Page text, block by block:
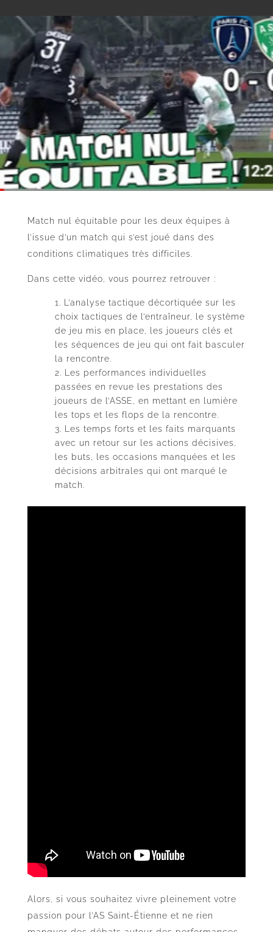
Match nul équitable pour les deux équipes à
l’issue d’un match qui s’est joué dans des
conditions climatiques très difficiles.
Dans cette vidéo, vous pourrez retrouver :
L’analyse tactique décortiquée sur les
choix tactiques de l’entraîneur, le système
de jeu mis en place, les joueurs clés et
les séquences de jeu qui ont fait basculer
la rencontre.
Les performances individuelles
passées en revue les prestations des
joueurs de l’ASSE, en mettant en lumière
les tops et les flops de la rencontre.
Les temps forts et les faits marquants
avec un retour sur les actions décisives,
les buts, les occasions manquées et les
décisions arbitrales qui ont marqué le
match.
Alors, si vous souhaitez vivre pleinement votre
passion pour l’AS Saint-Étienne et ne rien